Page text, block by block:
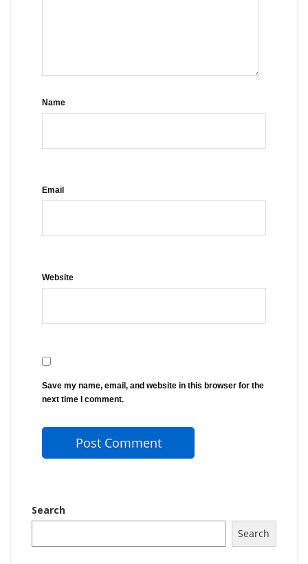
Name
Email
Website
Save my name, email, and website in this browser for the
next time I comment.
Search
Search